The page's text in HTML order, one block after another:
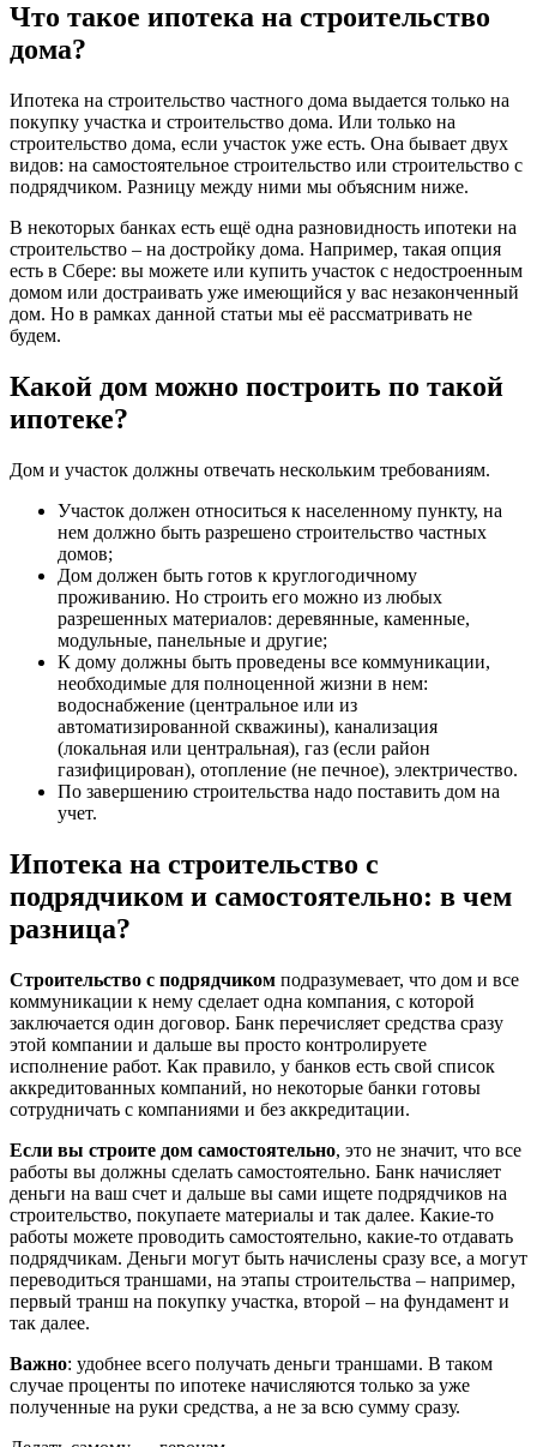
Что такое ипотека на строительство
дома?
Ипотека на строительство частного дома выдается только на
покупку участка и строительство дома. Или только на
строительство дома, если участок уже есть. Она бывает двух
видов: на самостоятельное строительство или строительство с
подрядчиком. Разницу между ними мы объясним ниже.
В некоторых банках есть ещё одна разновидность ипотеки на
строительство – на достройку дома. Например, такая опция
есть в Сбере: вы можете или купить участок с недостроенным
домом или достраивать уже имеющийся у вас незаконченный
дом. Но в рамках данной статьи мы её рассматривать не
будем.
Какой дом можно построить по такой
ипотеке?
Дом и участок должны отвечать нескольким требованиям.
Участок должен относиться к населенному пункту, на
нем должно быть разрешено строительство частных
домов;
Дом должен быть готов к круглогодичному
проживанию. Но строить его можно из любых
разрешенных материалов: деревянные, каменные,
модульные, панельные и другие;
К дому должны быть проведены все коммуникации,
необходимые для полноценной жизни в нем:
водоснабжение (центральное или из
автоматизированной скважины), канализация
(локальная или центральная), газ (если район
газифицирован), отопление (не печное), электричество.
По завершению строительства надо поставить дом на
учет.
Ипотека на строительство с
подрядчиком и самостоятельно: в чем
разница?
Строительство с подрядчиком подразумевает, что дом и все
коммуникации к нему сделает одна компания, с которой
заключается один договор. Банк перечисляет средства сразу
этой компании и дальше вы просто контролируете
исполнение работ. Как правило, у банков есть свой список
аккредитованных компаний, но некоторые банки готовы
сотрудничать с компаниями и без аккредитации.
Если вы строите дом самостоятельно, это не значит, что все
работы вы должны сделать самостоятельно. Банк начисляет
деньги на ваш счет и дальше вы сами ищете подрядчиков на
строительство, покупаете материалы и так далее. Какие-то
работы можете проводить самостоятельно, какие-то отдавать
подрядчикам. Деньги могут быть начислены сразу все, а могут
переводиться траншами, на этапы строительства – например,
первый транш на покупку участка, второй – на фундамент и
так далее.
Важно: удобнее всего получать деньги траншами. В таком
случае проценты по ипотеке начисляются только за уже
полученные на руки средства, а не за всю сумму сразу.